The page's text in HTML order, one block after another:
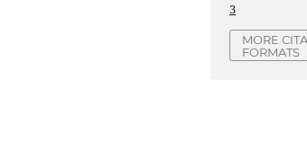
3
MORE
FORMATS